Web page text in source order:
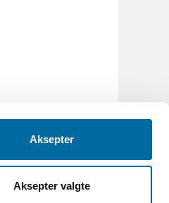
Aksepter
Aksepter valgte